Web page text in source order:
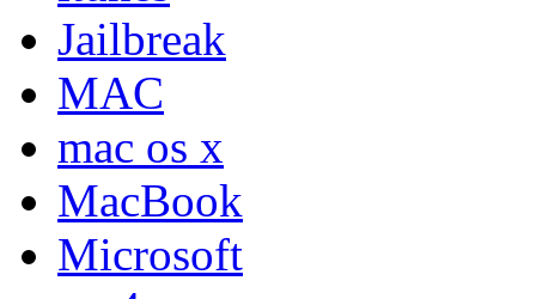
Jailbreak
MAC
mac os x
MacBook
Microsoft